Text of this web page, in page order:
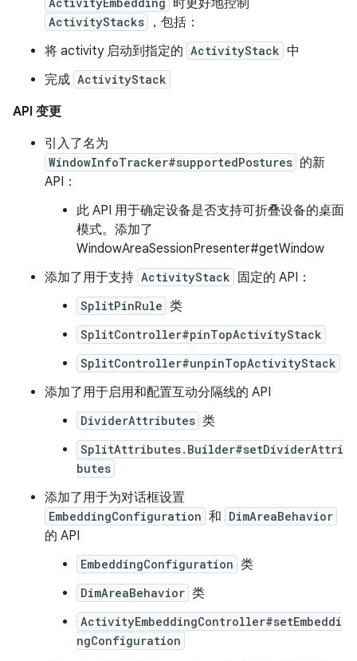
时更好地控制
ActivityStacks
，包括：
将 activity 启动到指定的 ActivityStack 中
完成 ActivityStack
API 变更
引入了名为
WindowInfoTracker#supportedPostures 的新
API：
此 API 用于确定设备是否支持可折叠设备的桌面
模式。添加了
WindowAreaSessionPresenter#getWindow
添加了用于支持 ActivityStack 固定的 API：
SplitPinRule 类
SplitController#pinTopActivityStack
SplitController#unpinTopActivityStack
添加了用于启用和配置互动分隔线的 API
DividerAttributes 类
SplitAttributes.Builder#setDividerAttri
butes
添加了用于为对话框设置
EmbeddingConfiguration 和 DimAreaBehavior
的 API
EmbeddingConfiguration 类
DimAreaBehavior 类
ActivityEmbeddingController#setEmbeddi
ngConfiguration